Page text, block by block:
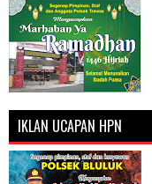
IKLAN UCAPAN HPN